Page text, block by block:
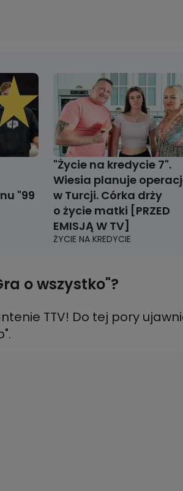
"99
"Życie na kredycie 7".
Wiesia planuje
w Turcji. Córka drży
o życie matki [PRZED
EMISJĄ W TV]
ŻYCIE NA KREDYCIE
o wszystko"?
TTV! Do tej pory